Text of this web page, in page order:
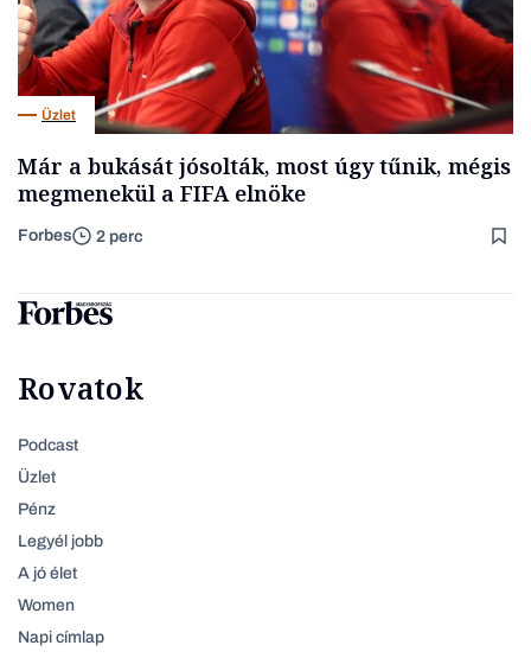
Üzlet
Már a bukását jósolták, most úgy tűnik, mégis
megmenekül a FIFA elnöke
Forbes 2 perc
Rovatok
Podcast
Üzlet
Pénz
Legyél jobb
A jó élet
Women
Napi címlap